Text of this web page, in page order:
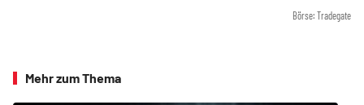
Börse: Tradegate
Mehr zum Thema